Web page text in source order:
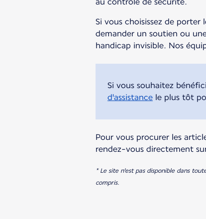
Si vous choisissez de
demander un soutien ou
handicap invisible. Nos
Si vous souhaitez
d'assistance le plus tôt
Pour vous procurer les
rendez-vous directement
* Le site n'est pas disponible dans
compris.